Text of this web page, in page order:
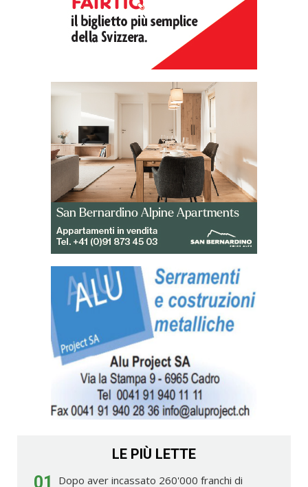
LE PIÙ LETTE
01
Dopo aver incassato 260'000 franchi di